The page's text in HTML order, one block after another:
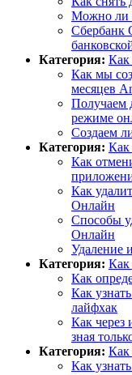
Можно ли
Сбербанк
Категория: Как
Как мы
месяцев
Получаем
режиме
Создаем
Категория: Как
Как
Как
Онлайн
Способы
Онлайн
Удаление
Категория: Как
Как
Как
лайфхак
Как через
зная
Категория: Как
Как